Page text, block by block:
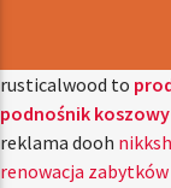
rusticalwood to
podnośnik
reklama dooh
renowacja